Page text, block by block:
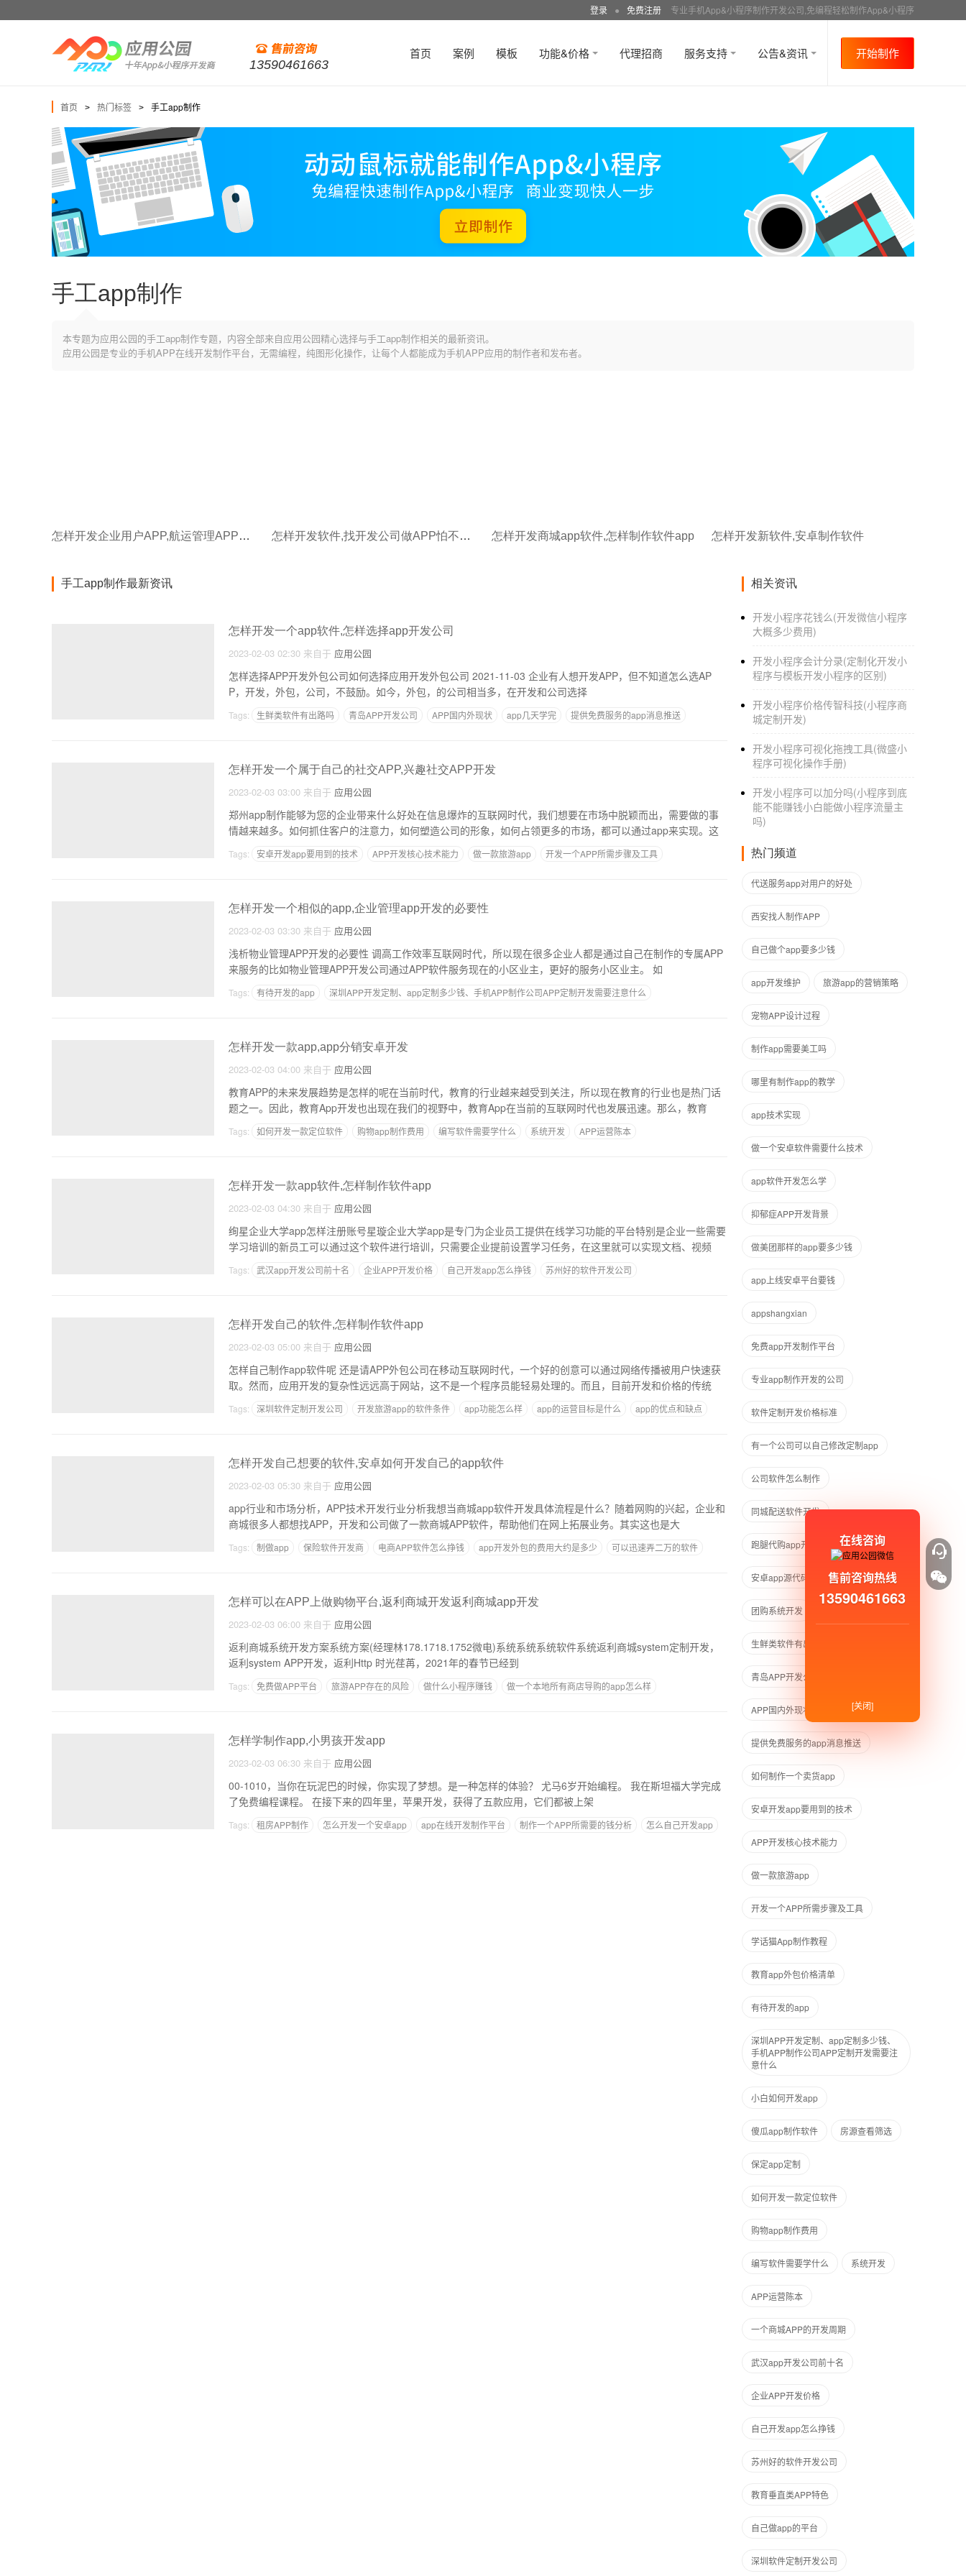
登录 ● 免费注册 专业手机App&小程序制作开发公司,免编程轻松制作App&小程序
13590461663
首页 案例 模板 功能&价格 代理招商 服务支持 公告&资讯 开始制作
首页 > 热门标签 > 手工app制作
手工app制作
本专题为应用公园的手工app制作专题，内容全部来自应用公园精心选择与手工app制作相关的最新资讯。
应用公园是专业的手机APP在线开发制作平台，无需编程，纯图形化操作，让每个人都能成为手机APP应用的制作者和发布者。
怎样开发企业用户APP,航运管理APP开发 怎样开发软件,找开发公司做APP怕不怕被复制 怎样开发商城app软件,怎样制作软件app 怎样开发新软件,安卓制作软件
手工app制作最新资讯
怎样开发一个app软件,怎样选择app开发公司
2023-02-03 02:30 来自于 应用公园
怎样选择APP开发外包公司如何选择应用开发外包公司 2021-11-03 企业有人想开发APP，但不知道怎么选AP
P，开发，外包，公司，不鼓励。如今，外包，的公司相当多，在开发和公司选择
Tags: 生鲜类软件有出路吗 青岛APP开发公司 APP国内外现状 app几天学完
提供免费服务的app消息推送
怎样开发一个属于自己的社交APP,兴趣社交APP开发
2023-02-03 03:00 来自于 应用公园
郑州app制作能够为您的企业带来什么好处在信息爆炸的互联网时代，我们想要在市场中脱颖而出，需要做的事
情越来越多。如何抓住客户的注意力，如何塑造公司的形象，如何占领更多的市场，都可以通过app来实现。这
Tags: 安卓开发app要用到的技术 APP开发核心技术能力 做一款旅游app
开发一个APP所需步骤及工具
怎样开发一个相似的app,企业管理app开发的必要性
2023-02-03 03:30 来自于 应用公园
浅析物业管理APP开发的必要性 调高工作效率互联网时代，所以现在很多企业人都是通过自己在制作的专属APP
来服务的比如物业管理APP开发公司通过APP软件服务现在的小区业主，更好的服务小区业主。 如
Tags: 有待开发的app
深圳APP开发定制、app定制多少钱、手机APP制作公司APP定制开发需要注意什么
怎样开发一款app,app分销安卓开发
2023-02-03 04:00 来自于 应用公园
教育APP的未来发展趋势是怎样的呢在当前时代，教育的行业越来越受到关注，所以现在教育的行业也是热门话
题之一。因此，教育App开发也出现在我们的视野中，教育App在当前的互联网时代也发展迅速。那么，教育
Tags: 如何开发一款定位软件 购物app制作费用 编写软件需要学什么 系统开发
APP运营陈本
怎样开发一款app软件,怎样制作软件app
2023-02-03 04:30 来自于 应用公园
绚星企业大学app怎样注册账号星璇企业大学app是专门为企业员工提供在线学习功能的平台特别是企业一些需要
学习培训的新员工可以通过这个软件进行培训，只需要企业提前设置学习任务，在这里就可以实现文档、视频
Tags: 武汉app开发公司前十名 企业APP开发价格 自己开发app怎么挣钱
苏州好的软件开发公司
怎样开发自己的软件,怎样制作软件app
2023-02-03 05:00 来自于 应用公园
怎样自己制作app软件呢 还是请APP外包公司在移动互联网时代，一个好的创意可以通过网络传播被用户快速获
取。然而，应用开发的复杂性远远高于网站，这不是一个程序员能轻易处理的。而且，目前开发和价格的传统
Tags: 深圳软件定制开发公司 开发旅游app的软件条件 app功能怎么样 app的运营目标是什么
app的优点和缺点
怎样开发自己想要的软件,安卓如何开发自己的app软件
2023-02-03 05:30 来自于 应用公园
app行业和市场分析，APP技术开发行业分析我想当商城app软件开发具体流程是什么？随着网购的兴起，企业和
商城很多人都想找APP，开发和公司做了一款商城APP软件，帮助他们在网上拓展业务。其实这也是大
Tags: 制做app 保险软件开发商 电商APP软件怎么挣钱 app开发外包的费用大约是多少
可以迅速弄二万的软件
怎样可以在APP上做购物平台,返利商城开发返利商城app开发
2023-02-03 06:00 来自于 应用公园
返利商城系统开发方案系统方案(经理林178.1718.1752微电)系统系统系统软件系统返利商城system定制开发，
返利system APP开发，返利Http 时光荏苒，2021年的春节已经到
Tags: 免费做APP平台 旅游APP存在的风险 做什么小程序赚钱
做一个本地所有商店导购的app怎么样
怎样学制作app,小男孩开发app
2023-02-03 06:30 来自于 应用公园
00-1010，当你在玩泥巴的时候，你实现了梦想。是一种怎样的体验？ 尤马6岁开始编程。 我在斯坦福大学完成
了免费编程课程。 在接下来的四年里，苹果开发，获得了五款应用，它们都被上架
Tags: 租房APP制作 怎么开发一个安卓app app在线开发制作平台 制作一个APP所需要的钱分析
怎么自己开发app
相关资讯
开发小程序花钱么(开发微信小程序
大概多少费用)
开发小程序会计分录(定制化开发小
程序与模板开发小程序的区别)
开发小程序价格传智科技(小程序商
城定制开发)
开发小程序可视化拖拽工具(微盛小
程序可视化操作手册)
开发小程序可以加分吗(小程序到底
能不能赚钱小白能做小程序流量主
吗)
热门频道
代送服务app对用户的好处
西安找人制作APP
自己做个app要多少钱
app开发维护 旅游app的营销策略
宠物APP设计过程
制作app需要美工吗
哪里有制作app的教学
app技术实现
做一个安卓软件需要什么技术
app软件开发怎么学
抑郁症APP开发背景
做美团那样的app要多少钱
app上线安卓平台要钱
appshangxian
免费app开发制作平台
专业app制作开发的公司
软件定制开发价格标准
有一个公司可以自己修改定制app
公司软件怎么制作
同城配送软件开发
跑腿代购app开发
安卓app源代码转小程序
团购系统开发
生鲜类软件有出路吗
青岛APP开发公司
APP国内外现状 app几天学完
提供免费服务的app消息推送
如何制作一个卖货app
安卓开发app要用到的技术
APP开发核心技术能力
做一款旅游app
开发一个APP所需步骤及工具
学话猫App制作教程
教育app外包价格清单
有待开发的app
深圳APP开发定制、app定制多少钱、
手机APP制作公司APP定制开发需要注
意什么
小白如何开发app
傻瓜app制作软件 房源查看筛选
保定app定制
如何开发一款定位软件
购物app制作费用
编写软件需要学什么 系统开发
APP运营陈本
一个商城APP的开发周期
武汉app开发公司前十名
企业APP开发价格
自己开发app怎么挣钱
苏州好的软件开发公司
教育垂直类APP特色
自己做app的平台
深圳软件定制开发公司
在线咨询
售前咨询热线
13590461663
[关闭]